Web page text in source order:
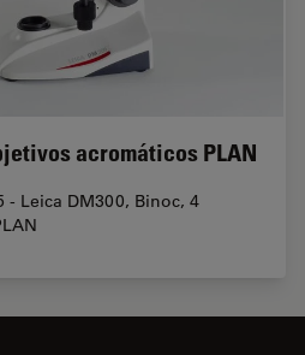
acromáticos PLAN
- Leica DM300, Binoc, 4